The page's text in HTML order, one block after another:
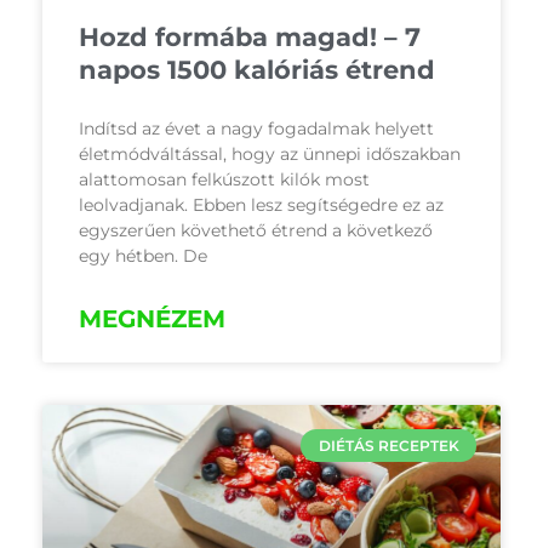
Hozd formába magad! – 7
napos 1500 kalóriás étrend
Indítsd az évet a nagy fogadalmak helyett
életmódváltással, hogy az ünnepi időszakban
alattomosan felkúszott kilók most
leolvadjanak. Ebben lesz segítségedre ez az
egyszerűen követhető étrend a következő
egy hétben. De
MEGNÉZEM
DIÉTÁS RECEPTEK